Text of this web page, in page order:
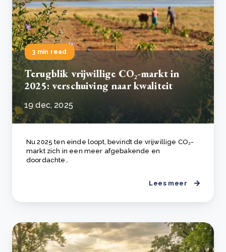
3 min read
Terugblik vrijwillige CO₂-markt in
2025: verschuiving naar kwaliteit
19 dec, 2025
Nu 2025 ten einde loopt, bevindt de vrijwillige CO₂-
markt zich in een meer afgebakende en
doordachte..
Lees meer